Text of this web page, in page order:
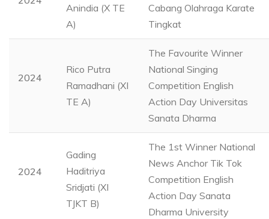
Anindia (X TE
A)
Cabang Olahraga Karate
Tingkat
2024
Rico Putra
Ramadhani (XI
TE A)
The Favourite Winner
National Singing
Competition English
Action Day Universitas
Sanata Dharma
2024
Gading
Haditriya
Sridjati (XI
TJKT B)
The 1st Winner National
News Anchor Tik Tok
Competition English
Action Day Sanata
Dharma University